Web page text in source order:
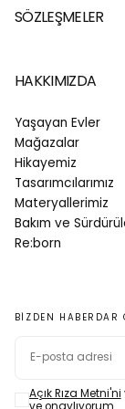
SÖZLEŞMELER
HAKKIMIZDA
Yaşayan Evler
Mağazalar
Hikayemiz
Tasarımcılarımız
Materyallerimiz
Bakım ve
Re:born
BIZDEN HABERDAR
POSTA
Açık Rıza Metni'ni
ve onaylıyorum.